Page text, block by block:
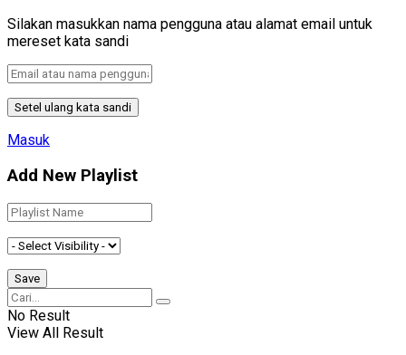
Silakan masukkan nama pengguna atau alamat email untuk
mereset kata sandi
Masuk
Add New Playlist
No Result
View All Result